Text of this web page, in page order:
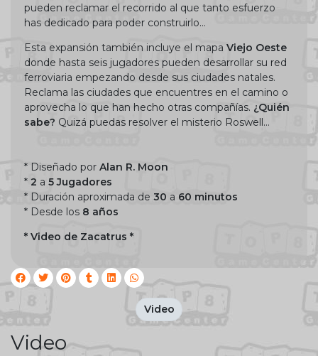
pueden reclamar el recorrido al que tanto esfuerzo
has dedicado para poder construirlo…
Esta expansión también incluye el mapa Viejo Oeste
donde hasta seis jugadores pueden desarrollar su red
ferroviaria empezando desde sus ciudades natales.
Reclama las ciudades que encuentres en el camino o
aprovecha lo que han hecho otras compañías. ¿Quién
sabe? Quizá puedas resolver el misterio Roswell…
* Diseñado por Alan R. Moon
* 2 a 5 Jugadores
* Duración aproximada de 30 a 60 minutos
* Desde los 8 años
* Video de Zacatrus *
Video
Video